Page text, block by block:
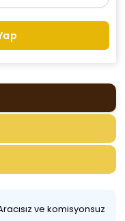
ve komisyonsuz